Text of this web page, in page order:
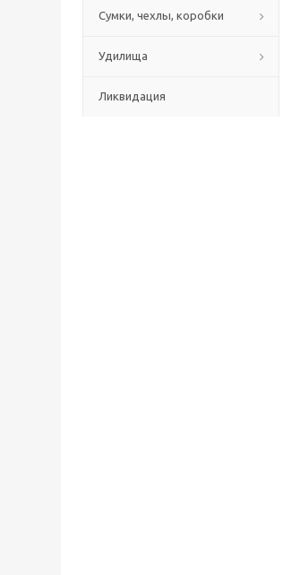
Сумки, чехлы, коробки
Удилища
Ликвидация